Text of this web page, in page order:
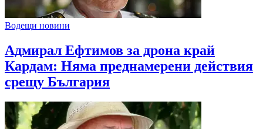
Водещи новини
Адмирал Ефтимов за дрона край
Кардам: Няма преднамерени действия
срещу България